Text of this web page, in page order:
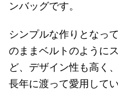
ンバッグです。
シンプルな作りとなっ
のままベルトのように
ど、デザイン性も高く
長年に渡って愛用して